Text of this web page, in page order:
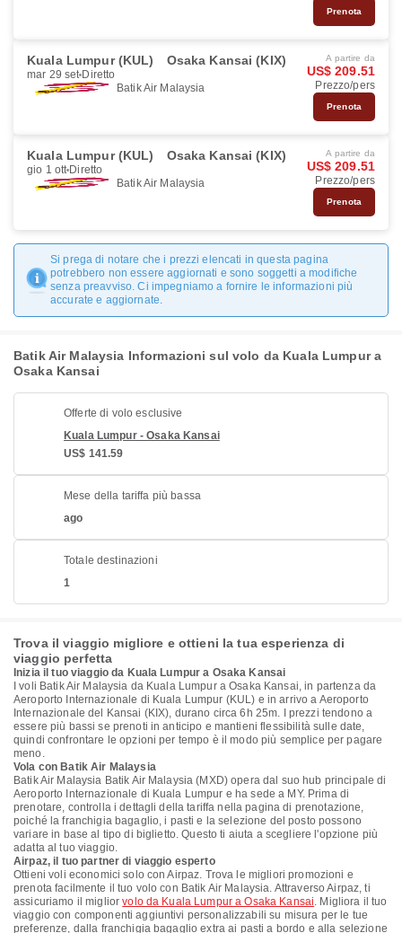
Prenota
Kuala Lumpur (KUL) Osaka Kansai (KIX)
mar 29 set Diretto
Batik Air Malaysia
A partire da
US$ 209.51
Prezzo/pers
Prenota
Kuala Lumpur (KUL) Osaka Kansai (KIX)
gio 1 ott Diretto
Batik Air Malaysia
A partire da
US$ 209.51
Prezzo/pers
Prenota
Si prega di notare che i prezzi elencati in questa pagina
potrebbero non essere aggiornati e sono soggetti a modifiche
senza preavviso. Ci impegniamo a fornire le informazioni più
accurate e aggiornate.
Batik Air Malaysia Informazioni sul volo da Kuala Lumpur a
Osaka Kansai
Offerte di volo esclusive
Kuala Lumpur - Osaka Kansai
US$ 141.59
Mese della tariffa più bassa
ago
Totale destinazioni
1
Trova il viaggio migliore e ottieni la tua esperienza di
viaggio perfetta
Inizia il tuo viaggio da Kuala Lumpur a Osaka Kansai
I voli Batik Air Malaysia da Kuala Lumpur a Osaka Kansai, in partenza da
Aeroporto Internazionale di Kuala Lumpur (KUL) e in arrivo a Aeroporto
Internazionale del Kansai (KIX), durano circa 6h 25m. I prezzi tendono a
essere più bassi se prenoti in anticipo e mantieni flessibilità sulle date,
quindi confrontare le opzioni per tempo è il modo più semplice per pagare
meno.
Vola con Batik Air Malaysia
Batik Air Malaysia Batik Air Malaysia (MXD) opera dal suo hub principale di
Aeroporto Internazionale di Kuala Lumpur e ha sede a MY. Prima di
prenotare, controlla i dettagli della tariffa nella pagina di prenotazione,
poiché la franchigia bagaglio, i pasti e la selezione del posto possono
variare in base al tipo di biglietto. Questo ti aiuta a scegliere l'opzione più
adatta al tuo viaggio.
Airpaz, il tuo partner di viaggio esperto
Ottieni voli economici solo con Airpaz. Trova le migliori promozioni e
prenota facilmente il tuo volo con Batik Air Malaysia. Attraverso Airpaz, ti
assicuriamo il migliorvolo da Kuala Lumpur a Osaka Kansai. Migliora il tuo
viaggio con componenti aggiuntivi personalizzabili su misura per le tue
preferenze, dalla franchigia bagaglio extra ai pasti a bordo e alla selezione